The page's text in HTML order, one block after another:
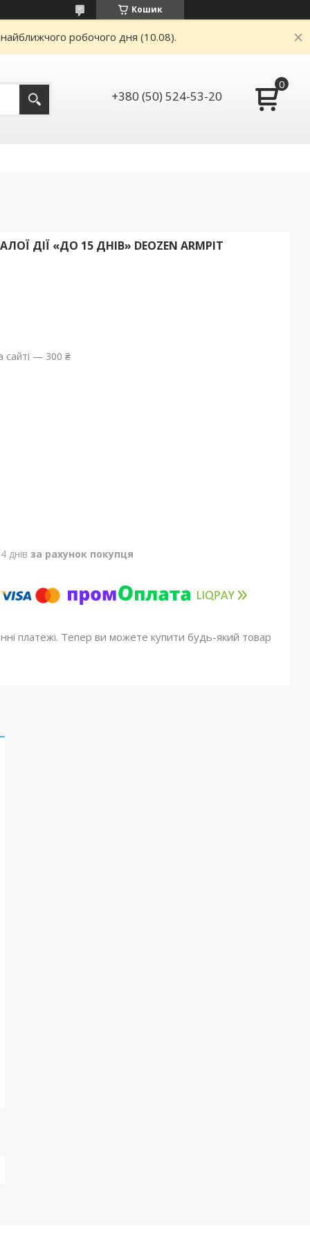
Кошик
робочого дня (10.08).
+380 (50) 524-53-20
ДІЇ «ДО 15 ДНІВ» DEOZEN ARMPIT
сайті — 300 ₴
днів за рахунок покупця
платежі. Тепер ви можете купити будь-який товар